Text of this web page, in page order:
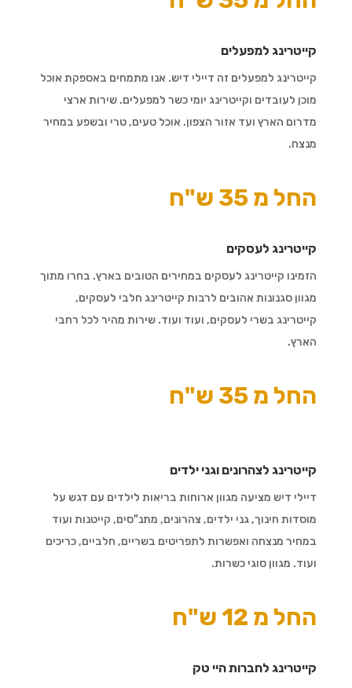
קייטרינג למפעלים
קייטרינג למפעלים זה דיילי דיש. אנו מתמחים באספקת אוכל
מוכן לעובדים וקייטרינג יומי כשר למפעלים. שירות ארצי
מדרום הארץ ועד אזור הצפון. אוכל טעים, טרי ובשפע במחיר
מנצח.
החל מ 35 ש"ח
קייטרינג לעסקים
הזמינו קייטרינג לעסקים במחירים הטובים בארץ. בחרו מתוך
מגוון סגנונות אהובים לרבות קייטרינג חלבי לעסקים,
קייטרינג בשרי לעסקים, ועוד ועוד. שירות מהיר לכל רחבי
הארץ.
החל מ 35 ש"ח
קייטרינג לצהרונים וגני ילדים
דיילי דיש מציעה מגוון ארוחות בריאות לילדים עם דגש על
מוסדות חינוך, גני ילדים, צהרונים, מתנ"סים, קייטנות ועוד
במחיר מנצחה ואפשרות לתפריטים בשריים, חלביים, כריכים
ועוד. מגוון סוגי כשרות.
החל מ 12 ש"ח
קייטרינג לחברות היי טק